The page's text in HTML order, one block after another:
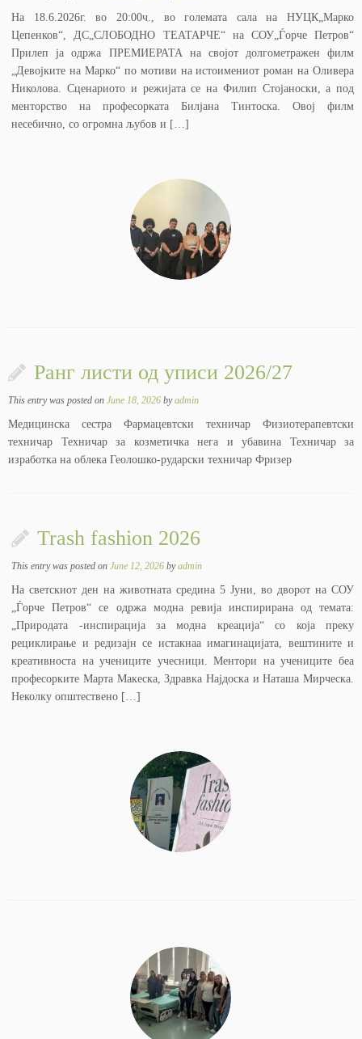
На 18.6.2026г. во 20:00ч., во големата сала на НУЦК„Марко
Цепенков“, ДС„СЛОБОДНО ТЕАТАРЧЕ“ на СОУ„Ѓорче Петров“
Прилеп ја одржа ПРЕМИЕРАТА на својот долгометражен филм
„Девојките на Марко“ по мотиви на истоимениот роман на Оливера
Николова. Сценариото и режијата се на Филип Стојаноски, а под
менторство на професорката Билјана Тинтоска. Овој филм
несебично, со огромна љубов и […]
Ранг листи од уписи 2026/27
This entry was posted on June 18, 2026 byadmin
Медицинска сестра Фармацевтски техничар Физиотерапевтски
техничар Техничар за козметичка нега и убавина Техничар за
изработка на облека Геолошко-рударски техничар Фризер
Trash fashion 2026
This entry was posted onJune 12, 2026 byadmin
На светскиот ден на животната средина 5 Јуни, во дворот на СОУ
„Ѓорче Петров“ се одржа модна ревија инспирирана од темата:
„Природата -инспирација за модна креација“ со која преку
рециклирање и редизајн се истакнаа имагинацијата, вештините и
креативноста на учениците учесници. Ментори на учениците беа
професорките Марта Макеска, Здравка Најдоска и Наташа Мирческа.
Неколку општествено […]